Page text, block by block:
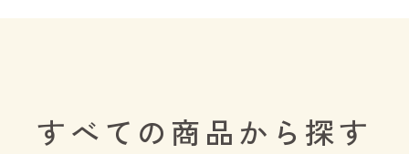
すべての商品から探す